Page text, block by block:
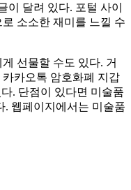
이 달려 있다. 포털 사이
소소한 재미를 느낄 수
선물할 수도 있다. 거
카오톡 암호화폐 지갑
. 단점이 있다면 미술품
. 웹페이지에서는 미술품